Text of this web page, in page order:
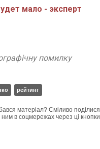
мало - эксперт
помилку
рейтинг
матеріал? Сміливо поділися
ним в соцмережах через ці кнопки